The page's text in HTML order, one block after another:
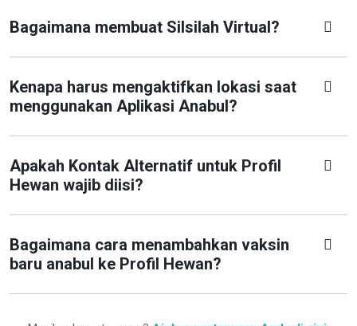
Bagaimana membuat Silsilah Virtual?
Kenapa harus mengaktifkan lokasi saat
menggunakan Aplikasi Anabul?
Apakah Kontak Alternatif untuk Profil
Hewan wajib diisi?
Bagaimana cara menambahkan vaksin
baru anabul ke Profil Hewan?